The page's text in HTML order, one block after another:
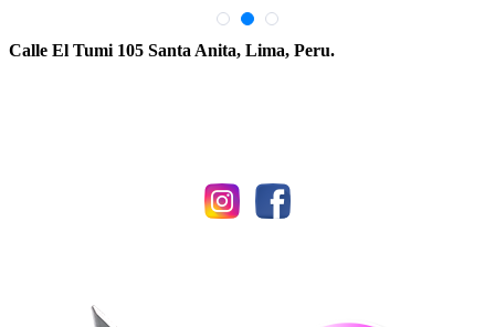
Calle El Tumi 105 Santa Anita, Lima, Peru.